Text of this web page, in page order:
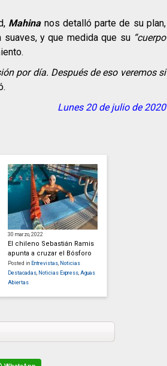
Mahina nos detalló parte de su plan,
y que medida que su “cuerpo
por día. Después de eso veremos si
Lunes 20 de julio de 2020
30 marzo, 2022
El chileno Sebastián Ramis
apunta a cruzar el Bósforo
Posted in Entrevistas, Noticias
Destacadas, Noticias Express, Aguas
Abiertas